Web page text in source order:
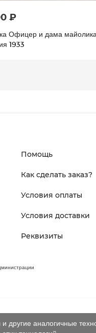
₽
Офицер и дама майолика
1933
аналогичные
Помощь
Как сделать заказ?
Условия оплаты
Условия доставки
Реквизиты